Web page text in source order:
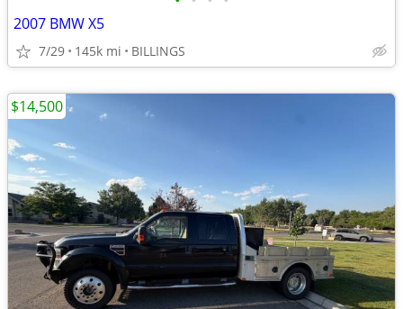
2007 BMW X5
7/29 145k mi BILLINGS
$14,500